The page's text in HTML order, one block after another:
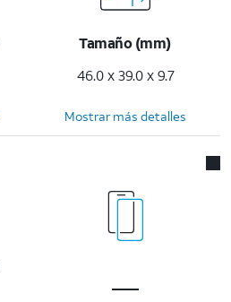
Tamaño (mm)
46.0 x 39.0 x 9.7
Mostrar más detalles